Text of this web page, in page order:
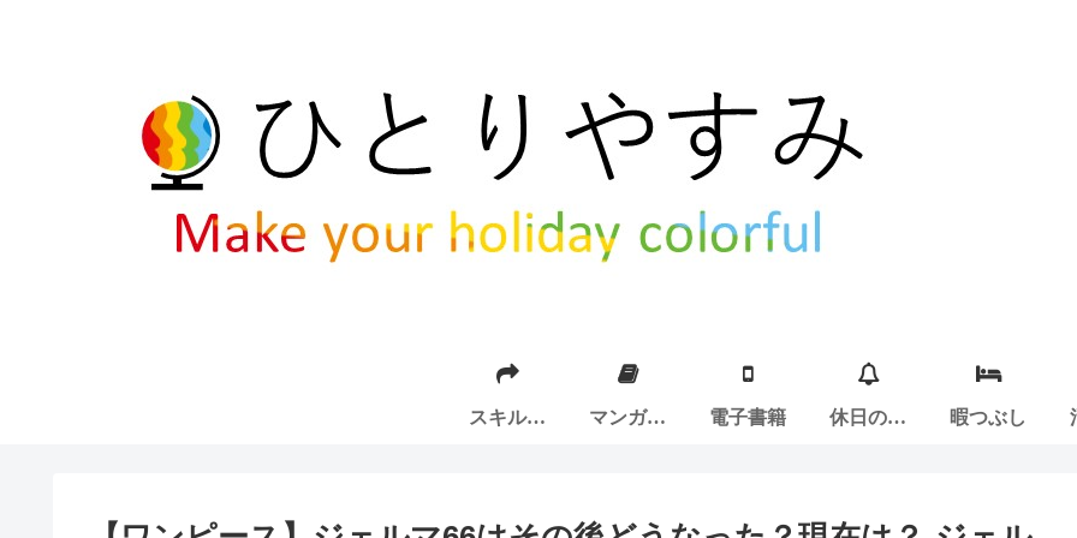
スキルア
マンガ紹
電子書籍
休日の過
暇つぶし